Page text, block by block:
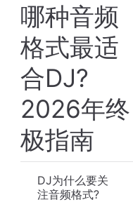
哪种音频
格式最适
合DJ?
2026年终
极指南
DJ为什么要关
注音频格式?